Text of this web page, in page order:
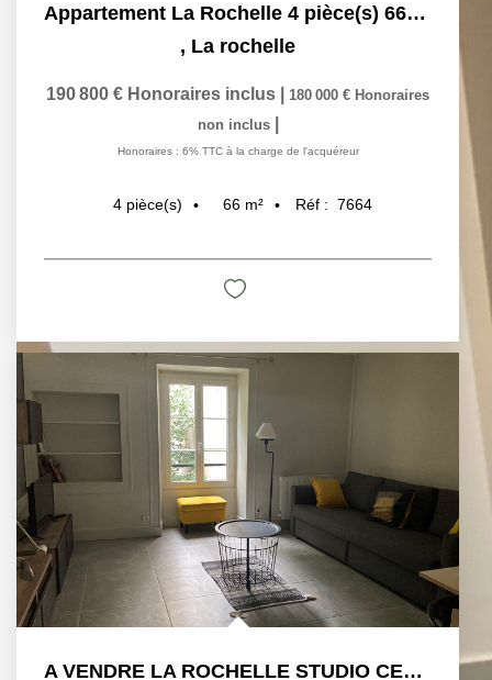
Appartement La Rochelle 4 pièce(s) 66m2 , 3 chambres,...
, La rochelle
190 800 € Honoraires inclus 180 000 € Honoraires
non inclus
Honoraires : 6% TTC à la charge de l'acquéreur
4 pièce(s) 66 m² Réf : 7664
A VENDRE LA ROCHELLE STUDIO CENTRE VILLE